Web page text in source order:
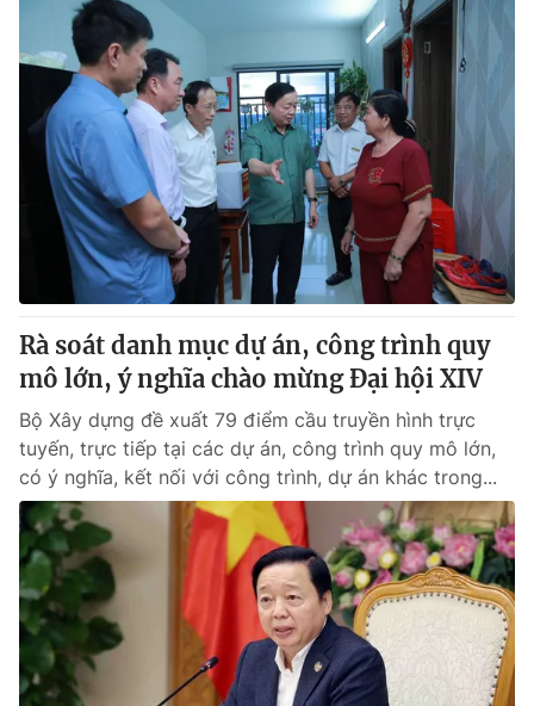
Rà soát danh mục dự án, công trình quy
mô lớn, ý nghĩa chào mừng Đại hội XIV
Bộ Xây dựng đề xuất 79 điểm cầu truyền hình trực
tuyến, trực tiếp tại các dự án, công trình quy mô lớn,
có ý nghĩa, kết nối với công trình, dự án khác trong...